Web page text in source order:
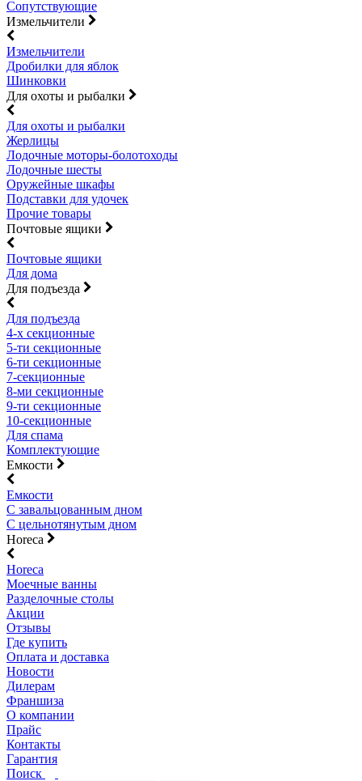
Сопутствующие
Измельчители
Измельчители
Дробилки для яблок
Шинковки
Для охоты и рыбалки
Для охоты и рыбалки
Жерлицы
Лодочные моторы-болотоходы
Лодочные шесты
Оружейные шкафы
Подставки для удочек
Прочие товары
Почтовые ящики
Почтовые ящики
Для дома
Для подъезда
Для подъезда
4-х секционные
5-ти секционные
6-ти секционные
7-секционные
8-ми секционные
9-ти секционные
10-секционные
Для спама
Комплектующие
Емкости
Емкости
С завальцованным дном
С цельнотянутым дном
Horeca
Horeca
Моечные ванны
Разделочные столы
Акции
Отзывы
Где купить
Оплата и доставка
Новости
Дилерам
Франшиза
О компании
Прайс
Контакты
Гарантия
Поиск